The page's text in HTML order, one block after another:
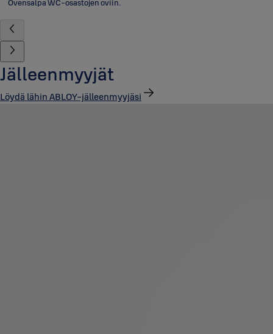
Ovensalpa WC-osastojen oviin.
Jälleenmyyjät
Löydä lähin ABLOY-jälleenmyyjäsi